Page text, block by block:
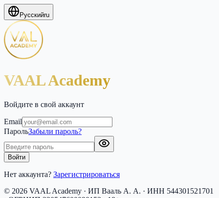
Русскийru
VAAL Academy
Войдите в свой аккаунт
Email
ПарольЗабыли пароль?
Войти
Нет аккаунта? Зарегистрироваться
© 2026 VAAL Academy · ИП Вааль А. А. · ИНН 544301521701